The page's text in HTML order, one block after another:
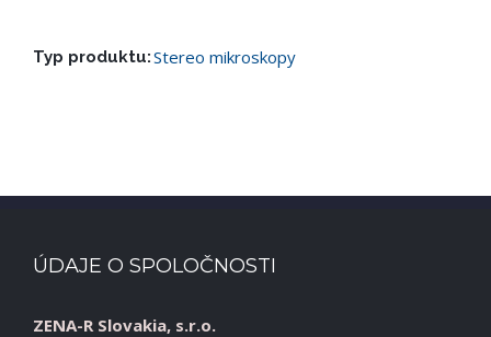
Typ produktu:Stereo mikroskopy
ÚDAJE O SPOLOČNOSTI
ZENA-R Slovakia, s.r.o.